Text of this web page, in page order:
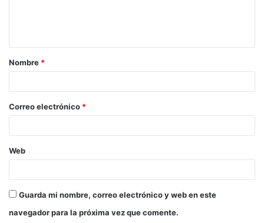
a
r
*
Nombre *
Correo electrónico *
Web
Guarda mi nombre, correo electrónico y web en este
navegador para la próxima vez que comente.